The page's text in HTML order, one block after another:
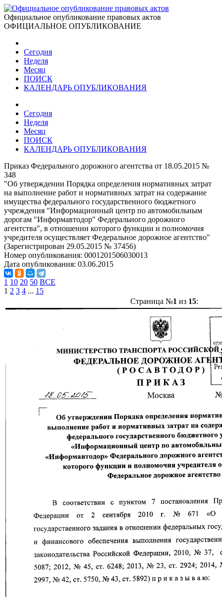
Официальное опубликование правовых актов
ОФИЦИАЛЬНОЕ ОПУБЛИКОВАНИЕ
Сегодня
Неделя
Месяц
ПОИСК
КАЛЕНДАРЬ ОПУБЛИКОВАНИЯ
Сегодня
Неделя
Месяц
ПОИСК
КАЛЕНДАРЬ ОПУБЛИКОВАНИЯ
Приказ Федерального дорожного агентства от 18.05.2015 №
348
"Об утверждении Порядка определения нормативных затрат
на выполнение работ и нормативных затрат на содержание
имущества федерального государственного бюджетного
учреждения "Информационный центр по автомобильным
дорогам "Информавтодор" Федерального дорожного
агентства", в отношении которого функции и полномочия
учредителя осуществляет Федеральное дорожное агентство"
(Зарегистрирован 29.05.2015 № 37456)
Номер опубликования: 0001201506030013
Дата опубликования: 03.06.2015
1 10 20 50 ВСЕ
1 2 3 4 ... 15
Страница №1 из 15: